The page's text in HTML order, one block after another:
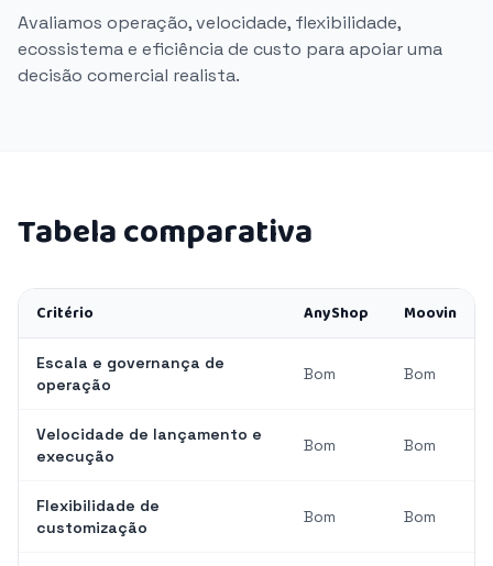
Avaliamos operação, velocidade, flexibilidade,
ecossistema e eficiência de custo para apoiar uma
decisão comercial realista.
Tabela comparativa
Critério AnyShop Moovin
Escala e governança de
operação
Bom Bom
Velocidade de lançamento e
execução
Bom Bom
Flexibilidade de
customização
Bom Bom